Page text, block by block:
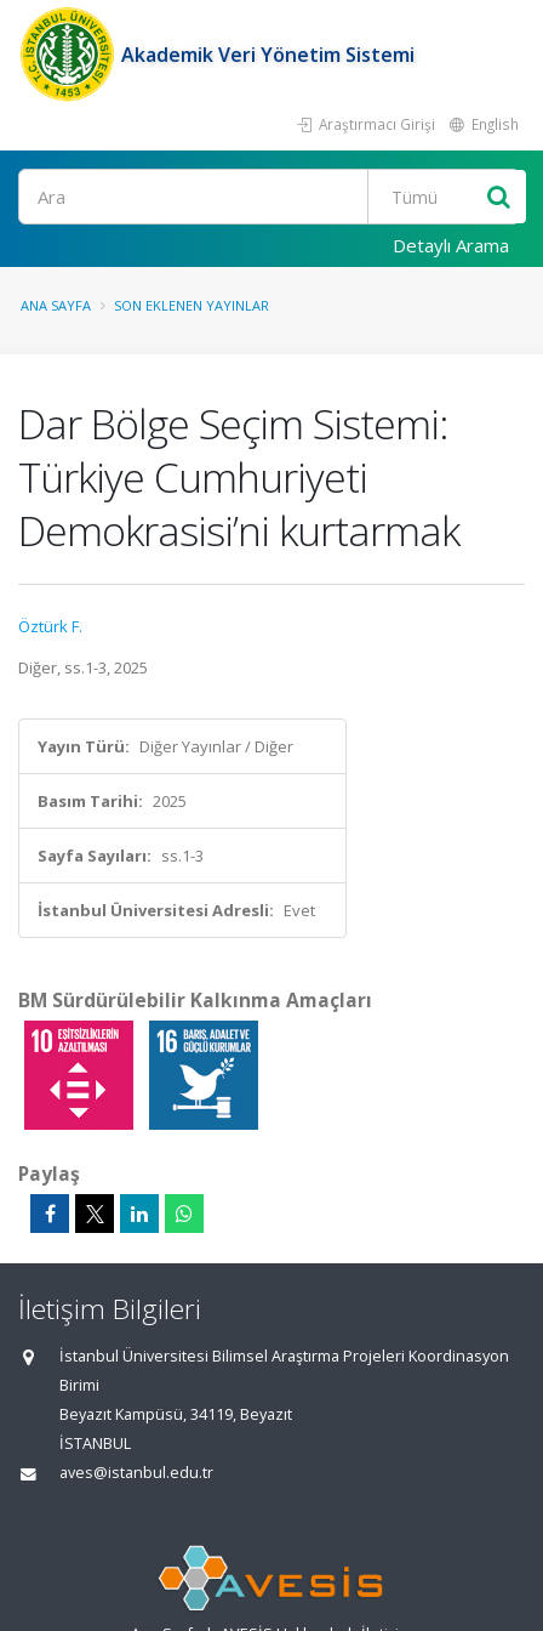
Akademik Veri Yönetim Sistemi
Araştırmacı Girişi English
Ara
Detaylı Arama
ANA SAYFA SON EKLENEN YAYINLAR
Dar Bölge Seçim Sistemi:
Türkiye Cumhuriyeti
Demokrasisi’ni kurtarmak
Öztürk F.
Diğer, ss.1-3, 2025
Yayın Türü: Diğer Yayınlar / Diğer
Basım Tarihi: 2025
Sayfa Sayıları: ss.1-3
İstanbul Üniversitesi Adresli: Evet
BM Sürdürülebilir Kalkınma Amaçları
Paylaş
İletişim Bilgileri
İstanbul Üniversitesi Bilimsel Araştırma Projeleri Koordinasyon
Birimi
Beyazıt Kampüsü, 34119, Beyazıt
İSTANBUL
aves@istanbul.edu.tr